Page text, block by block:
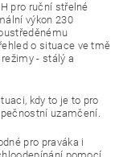
pro ruční střelné
výkon 230
o situace ve tmě
- stálý a
kdy to je to pro
uzamčení.
pro praváka i